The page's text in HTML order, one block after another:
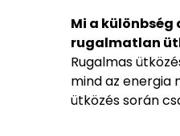
Mi a különbség
rugalmatlan
Rugalmas
mind az energia
ütközés során